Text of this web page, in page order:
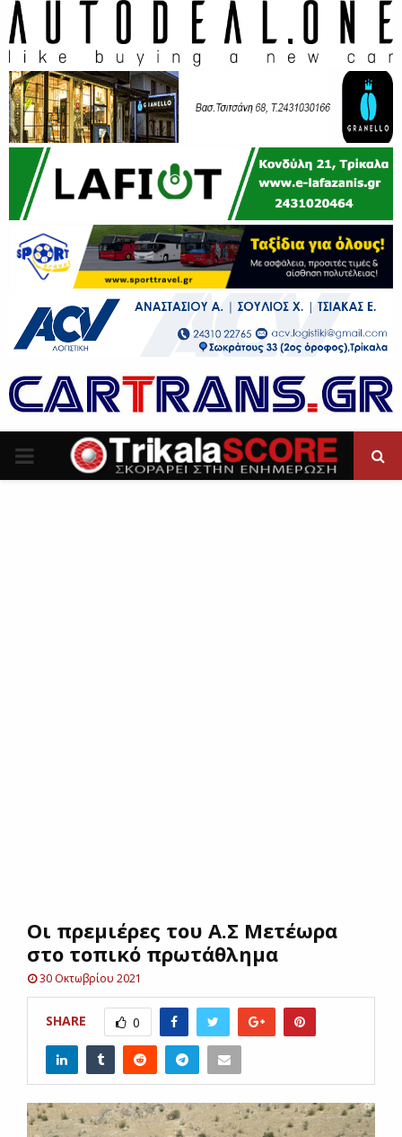
P
UΟι πρεμιέρες του Α.Σ Μετέωρα
στο τοπικό πρωτάθλημα
30 Οκτωβρίου 2021
SHARE 0